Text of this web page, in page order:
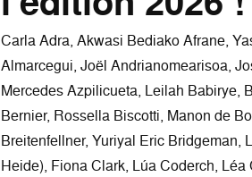
Carla Adra, Akwasi Bediako Afrane,
Almarcegui, Joël Andrianomearisoa,
Mercedes Azpilicueta, Leilah Babirye,
Bernier, Rossella Biscotti, Manon de
Breitenfellner, Yuriyal Eric Bridgeman,
Heide), Fiona Clark, Lúa Coderch,